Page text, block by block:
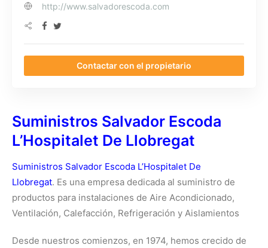
http://www.salvadorescoda.com
Contactar con el propietario
Suministros Salvador Escoda
L’Hospitalet De Llobregat
Suministros Salvador Escoda L’Hospitalet De
Llobregat. Es una empresa dedicada al suministro de
productos para instalaciones de Aire Acondicionado,
Ventilación, Calefacción, Refrigeración y Aislamientos
Desde nuestros comienzos, en 1974, hemos crecido de